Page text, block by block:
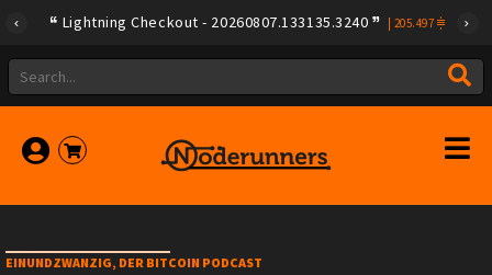
Lightning Checkout - 20260807.133135.3240 205.497
EINUNDZWANZIG, DER BITCOIN PODCAST